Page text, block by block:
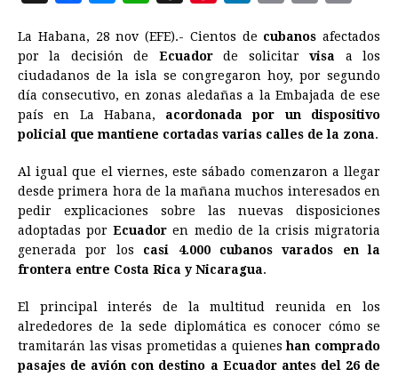
c
e
b
o
k
s
s
e
n
e
r
a
t
s
A
p
r
e
a
d
n
t
e
r
s
n
k
e
d
n
a
i
l
n
t
p
y
L
i
k
La Habana, 28 nov (EFE).- Cientos de cubanos afectados
por la decisión de Ecuadorde solicitarvisa a los
ciudadanos de la isla se congregaron hoy, por segundo
día consecutivo, en zonas aledañas a la Embajada de ese
país en La Habana, acordonada por un dispositivo
policial que mantiene cortadas varias calles de la zona.
Al igual que el viernes, este sábado comenzaron a llegar
desde primera hora de la mañana muchos interesados en
pedir explicaciones sobre las nuevas disposiciones
adoptadas porEcuador en medio de la crisis migratoria
generada por los casi 4.000 cubanos varados en la
frontera entre Costa Rica y Nicaragua.
El principal interés de la multitud reunida en los
alrededores de la sede diplomática es conocer cómo se
tramitarán las visas prometidas a quieneshan comprado
pasajes de avión con destino a Ecuador antes del 26 de